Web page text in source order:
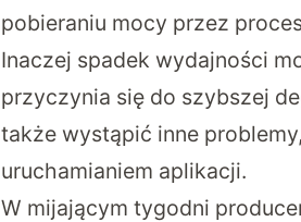
pobieraniu mocy przez
Inaczej spadek wydajności
przyczynia się do szybszej
także wystąpić inne
uruchamianiem aplikacji.
W mijającym tygodni